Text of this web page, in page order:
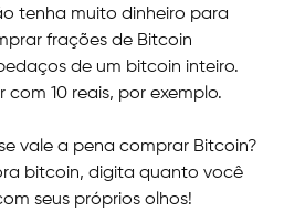
tenha muito dinheiro para
frações de Bitcoin
de um bitcoin inteiro.
10 reais, por exemplo.
vale a pena comprar Bitcoin?
bitcoin, digita quanto você
seus próprios olhos!